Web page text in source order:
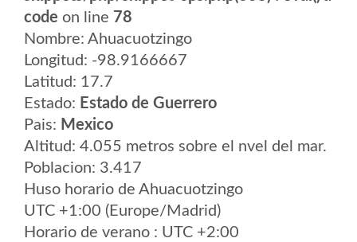
code on line 78
Nombre: Ahuacuotzingo
Longitud: -98.9166667
Latitud: 17.7
Estado: Estado de Guerrero
Pais: Mexico
Altitud: 4.055 metros sobre el nvel del mar.
Poblacion: 3.417
Huso horario de Ahuacuotzingo
UTC +1:00 (Europe/Madrid)
Horario de verano : UTC +2:00